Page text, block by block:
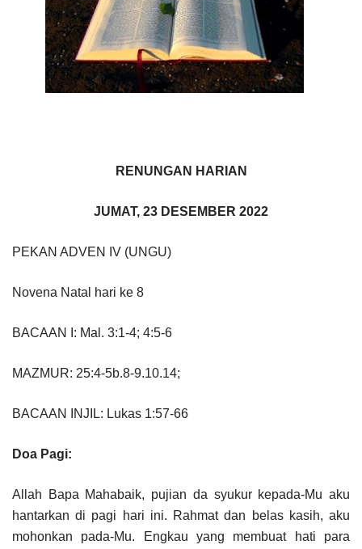
RENUNGAN HARIAN
JUMAT, 23 DESEMBER 2022
PEKAN ADVEN IV (UNGU)
Novena Natal hari ke 8
BACAAN I: Mal. 3:1-4; 4:5-6
MAZMUR: 25:4-5b.8-9.10.14;
BACAAN INJIL: Lukas 1:57-66
Doa Pagi:
Allah Bapa Mahabaik, pujian da syukur kepada-Mu aku
hantarkan di pagi hari ini. Rahmat dan belas kasih, aku
mohonkan pada-Mu. Engkau yang membuat hati para